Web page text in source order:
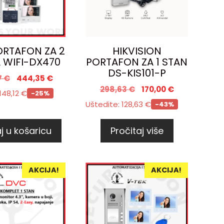
ZA 2
WIFI-DX470
€ 444,35 €
€ -25%
u košaricu
HIKVISION
PORTAFON ZA 1 STAN
DS-KIS101-P
298,63€ 170,00€
Uštedite: 128,63 € -43%
Pročitaj više
AKCIJA! AKCIJA!